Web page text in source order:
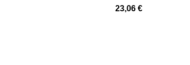
Cena
23,06 €